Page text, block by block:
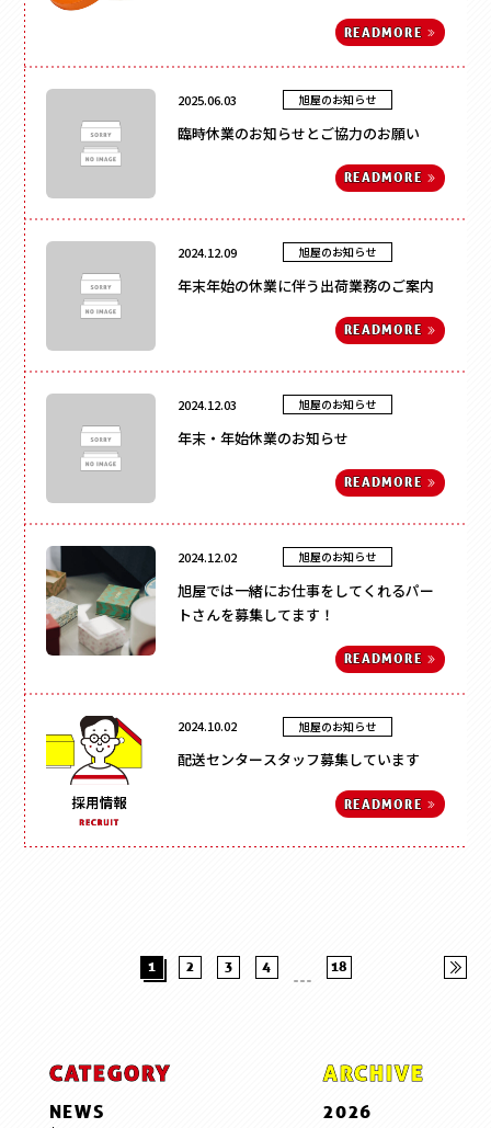
変形箱
多角形
バック型
ドーム型
ピロー型
丸箱
その他
ペーパーバック
ポーチ
トムソンケース
READMORE
2025.06.03 旭屋のお知らせ
臨時休業のお知らせとご協力のお願い
READMORE
2024.12.09 旭屋のお知らせ
年末年始の休業に伴う出荷業務のご案内
READMORE
2024.12.03 旭屋のお知らせ
年末・年始休業のお知らせ
READMORE
2024.12.02 旭屋のお知らせ
旭屋では一緒にお仕事をしてくれるパー
トさんを募集してます！
READMORE
2024.10.02 旭屋のお知らせ
配送センタースタッフ募集しています
READMORE
1 2 3 4 18
CATEGORY
NEWS
ARCHIVE
2026